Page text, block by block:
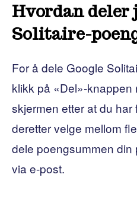
Hvordan deler
Solitaire-
For å dele Google
klikk på «Del»-knappen
skjermen etter at du
deretter velge mellom
dele poengsummen din
via e-post.